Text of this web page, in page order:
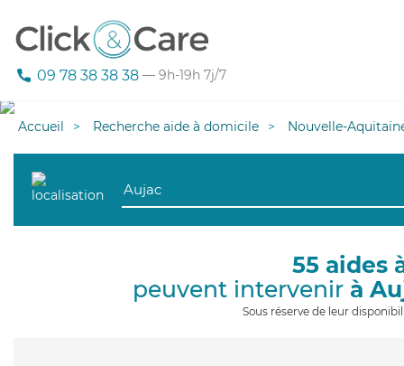
09 78 38 38 38 — 9h-19h 7j/7
Accueil Recherche aide à domicile Nouvelle-
55 aides
peuvent intervenir à
Sous réserve de leur